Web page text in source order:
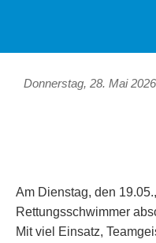
Donnerstag, 28. Mai
Am Dienstag, den
Rettungsschwimmer
Mit viel Einsatz,